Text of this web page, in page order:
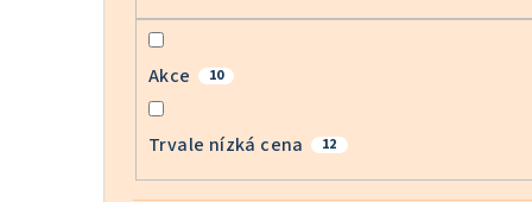
Akce 10
Trvale nízká cena 12